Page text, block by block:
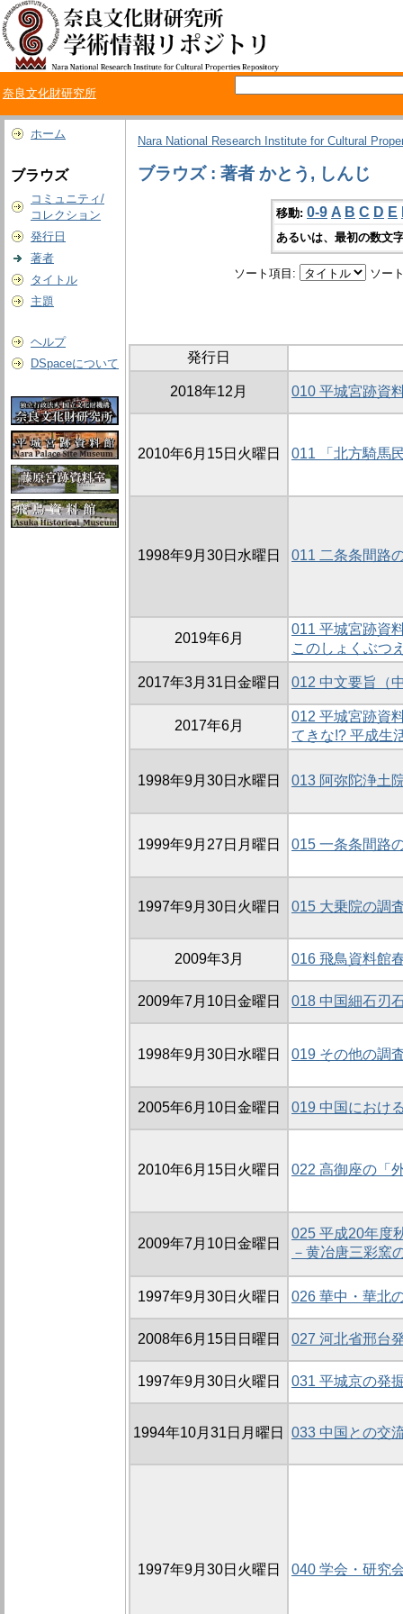
奈良文化財研究所
ホーム
ブラウズ
コミュニティ/
コレクション
発行日
著者
タイトル
主題
ヘルプ
DSpaceについて
Nara National Research Institute for Cultural
ブラウズ : 著者 かとう, しんじ
移動: 0-9 A B C D E
あるいは、最初の数文
ソート項目: ソー
発行日
2018年12月 010 平城宮跡資
2010年6月15日火曜日 011 「北方騎馬
1998年9月30日水曜日 011 二条条間路
2019年6月
011 平城宮跡資
このしょくぶつ
2017年3月31日金曜日 012 中文要旨（
2017年6月
012 平城宮跡資
てきな!? 平成生
1998年9月30日水曜日 013 阿弥陀浄土
1999年9月27日月曜日 015 一条条間路
1997年9月30日火曜日 015 大乗院の調
2009年3月 016 飛鳥資料館
2009年7月10日金曜日 018 中国細石刃
1998年9月30日水曜日 019 その他の調
2005年6月10日金曜日 019 中国におけ
2010年6月15日火曜日 022 高御座の「
2009年7月10日金曜日
025 平成20年度
－黄冶唐三彩窯
1997年9月30日火曜日 026 華中・華北
2008年6月15日日曜日 027 河北省邢台
1997年9月30日火曜日 031 平城京の発
1994年10月31日月曜日 033 中国との交
1997年9月30日火曜日 040 学会・研究